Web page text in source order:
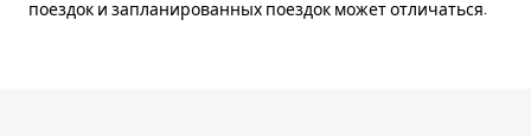
поездок и запланированных поездок может отличаться.